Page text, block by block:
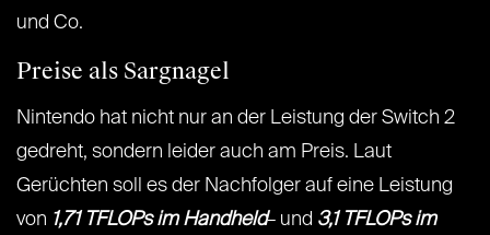
und Co.
Preise als Sargnagel
Nintendo hat nicht nur an der Leistung der Switch 2
gedreht, sondern leider auch am Preis. Laut
Gerüchten soll es der Nachfolger auf eine Leistung
von 1,71 TFLOPs im Handheld– und 3,1 TFLOPs im